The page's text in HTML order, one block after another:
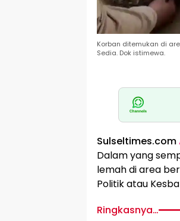
Korban ditemukan di
Sedia. Dok istimewa.
Sulseltimes.com
Dalam yang
lemah di area
Politik atau
Ringkasnya…